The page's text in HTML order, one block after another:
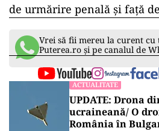
de urmărire penală şi faţă
Vrei să fii mereu la curent cu
Puterea.ro și pe canalul de
ACTUALITATE
UPDATE: Drona
ucraineană/ O
România în